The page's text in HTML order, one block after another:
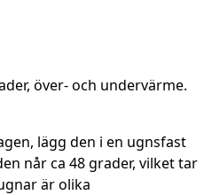
över- och undervärme.
lägg den i en ugnsfast
når ca 48 grader, vilket tar
är olika